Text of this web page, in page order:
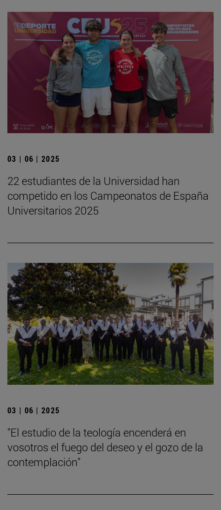
03 | 06 | 2025
22 estudiantes de la Universidad han
competido en los Campeonatos de España
Universitarios 2025
03 | 06 | 2025
"El estudio de la teología encenderá en
vosotros el fuego del deseo y el gozo de la
contemplación"